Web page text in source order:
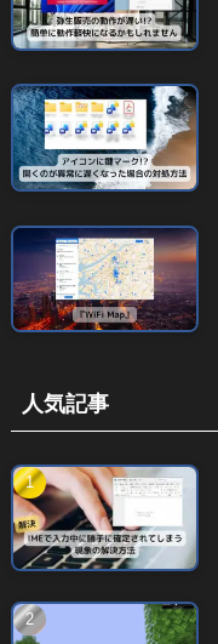
人気記事